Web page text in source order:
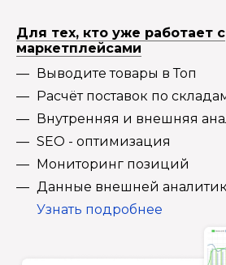
Для тех, кто уже работает с
маркетплейсами
Выводите товары в Топ
Расчёт поставок по
Внутренняя и внешняя
SEO - оптимизация
Мониторинг позиций
Данные внешней
Узнать подробнее